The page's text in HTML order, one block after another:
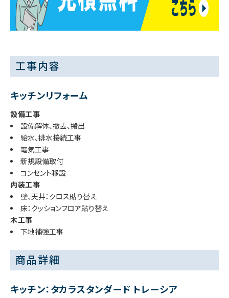
工事内容
キッチンリフォーム
設備工事
設備解体、撤去、搬出
給水、排水接続工事
電気工事
新規設備取付
コンセント移設
内装工事
壁、天井：クロス貼り替え
床：クッションフロア貼り替え
木工事
下地補強工事
商品詳細
キッチン：タカラスタンダード トレーシア